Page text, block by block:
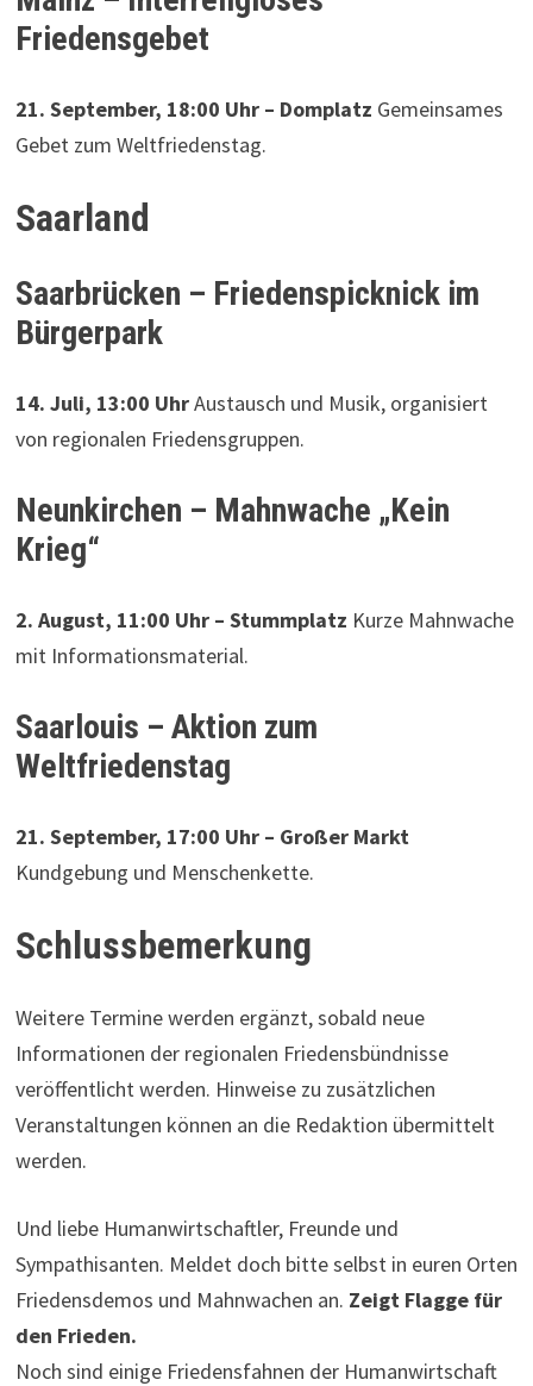
Friedensgebet
21. September, 18:00 Uhr – Domplatz Gemeinsames
Gebet zum Weltfriedenstag.
Saarland
Saarbrücken – Friedenspicknick im
Bürgerpark
14. Juli, 13:00 UhrAustausch und Musik, organisiert
von regionalen Friedensgruppen.
Neunkirchen – Mahnwache „Kein
Krieg“
2. August, 11:00 Uhr – Stummplatz Kurze Mahnwache
mit Informationsmaterial.
Saarlouis – Aktion zum
Weltfriedenstag
21. September, 17:00 Uhr – Großer Markt
Kundgebung und Menschenkette.
Schlussbemerkung
Weitere Termine werden ergänzt, sobald neue
Informationen der regionalen Friedensbündnisse
veröffentlicht werden. Hinweise zu zusätzlichen
Veranstaltungen können an die Redaktion übermittelt
werden.
Und liebe Humanwirtschaftler, Freunde und
Sympathisanten. Meldet doch bitte selbst in euren Orten
Friedensdemos und Mahnwachen an. Zeigt Flagge für
den Frieden.
Noch sind einige Friedensfahnen der Humanwirtschaft